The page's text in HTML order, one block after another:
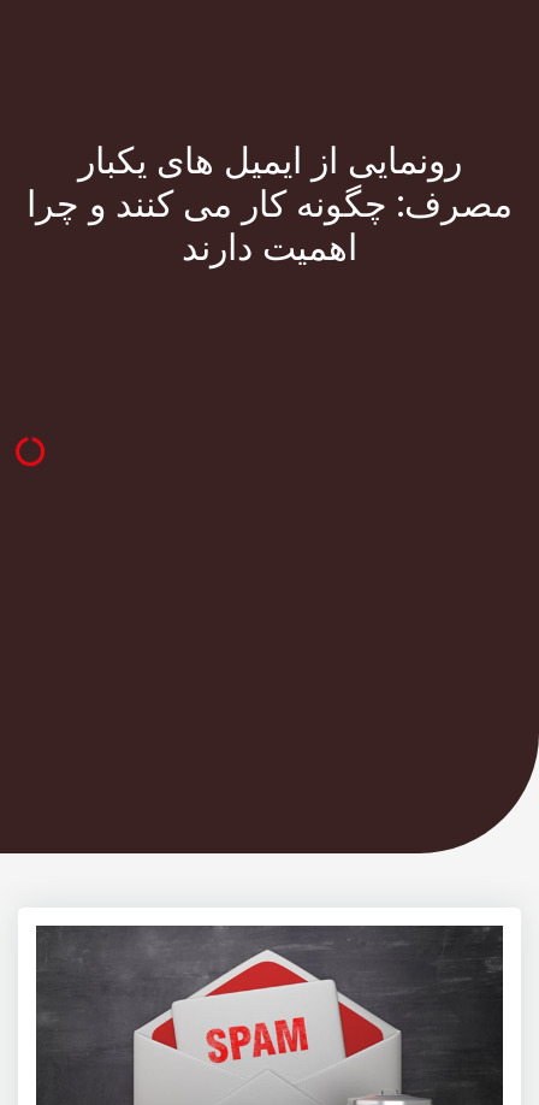
رونمایی از ایمیل های یکبار
مصرف: چگونه کار می کنند و چرا
اهمیت دارند